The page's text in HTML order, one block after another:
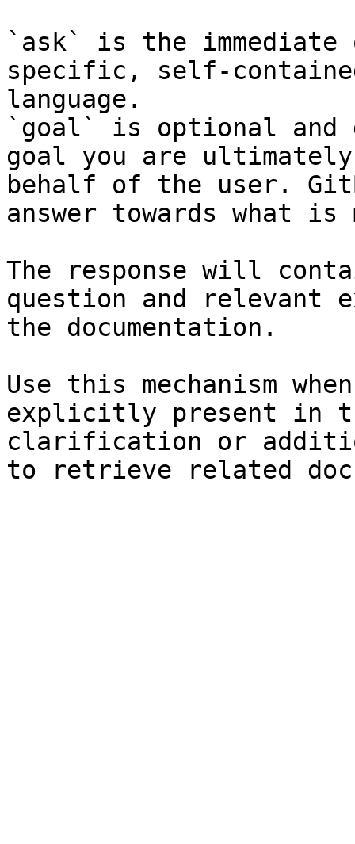
`ask` is the
specific, self-
language.
`goal` is optional and
goal you are
behalf of the user.
answer towards what
The response will
question and relevant
the documentation.
Use this mechanism
explicitly present in
clarification or